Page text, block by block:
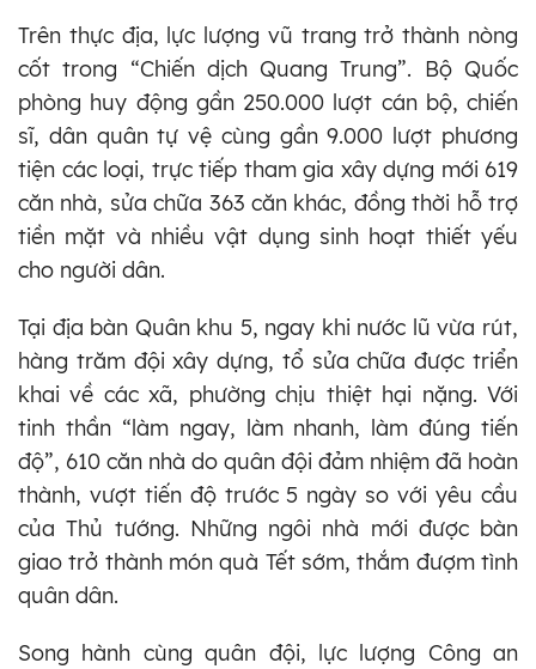
Trên thực địa, lực lượng vũ trang trở thành nòng
cốt trong “Chiến dịch Quang Trung”. Bộ Quốc
phòng huy động gần 250.000 lượt cán bộ, chiến
sĩ, dân quân tự vệ cùng gần 9.000 lượt phương
tiện các loại, trực tiếp tham gia xây dựng mới 619
căn nhà, sửa chữa 363 căn khác, đồng thời hỗ trợ
tiền mặt và nhiều vật dụng sinh hoạt thiết yếu
cho người dân.
Tại địa bàn Quân khu 5, ngay khi nước lũ vừa rút,
hàng trăm đội xây dựng, tổ sửa chữa được triển
khai về các xã, phường chịu thiệt hại nặng. Với
tinh thần “làm ngay, làm nhanh, làm đúng tiến
độ”, 610 căn nhà do quân đội đảm nhiệm đã hoàn
thành, vượt tiến độ trước 5 ngày so với yêu cầu
của Thủ tướng. Những ngôi nhà mới được bàn
giao trở thành món quà Tết sớm, thắm đượm tình
quân dân.
Song hành cùng quân đội, lực lượng Công an